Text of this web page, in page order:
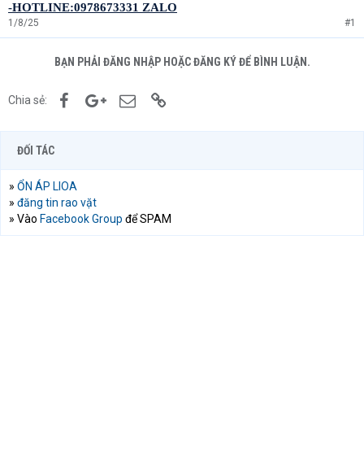
-HOTLINE:0978673331 ZALO
1/8/25 #1
BẠN PHẢI ĐĂNG NHẬP HOẶC ĐĂNG KÝ ĐỂ BÌNH LUẬN.
Chia sẻ: FacebookGoogle+Email
ĐỐI TÁC
» ỔN ÁP LIOA
» đăng tin rao vặt
» Vào Facebook Group để SPAM